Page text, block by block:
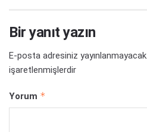
Bir yanıt yazın
E-posta adresiniz yayınlanmayacak.
işaretlenmişlerdir
Yorum *